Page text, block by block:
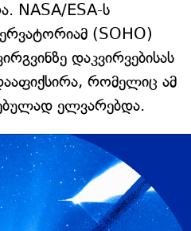
NASA/ESA-ს
(SOHO)
დაკვირვებისას
რომელიც ამ
ელვარებდა.